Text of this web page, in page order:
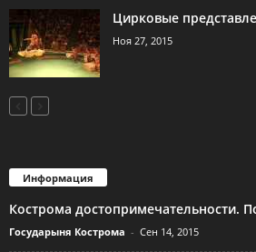
Цирковые
Ноя 27, 2015
Информация
Кострома достопримечательности.
Государыня Кострома - Сен 14, 2015